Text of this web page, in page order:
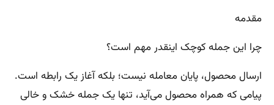
مقدمه
چرا این جمله کوچک اینقدر مهم است؟
ارسال محصول، پایان معامله نیست؛ بلکه آغاز یک رابطه است.
پیامی که همراه محصول می‌آید، تنها یک جمله خشک و خالی